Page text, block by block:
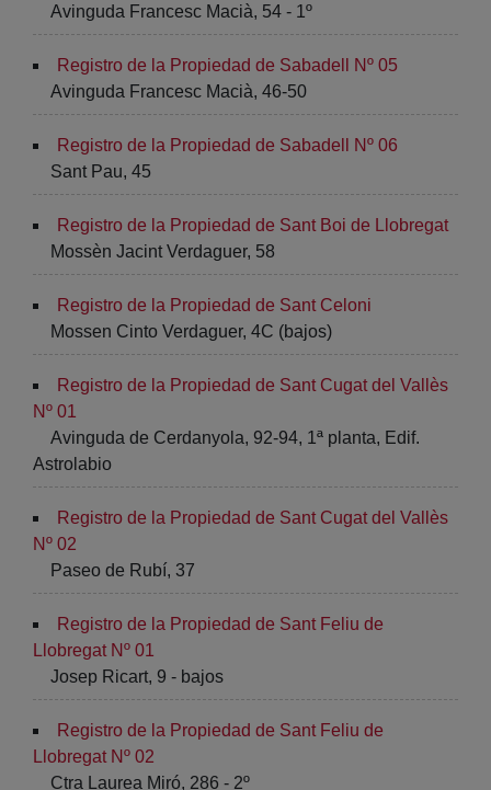
Avinguda Francesc Macià, 54 - 1º
Registro de la Propiedad de Sabadell Nº 05
Avinguda Francesc Macià, 46-50
Registro de la Propiedad de Sabadell Nº 06
Sant Pau, 45
Registro de la Propiedad de Sant Boi de Llobregat
Mossèn Jacint Verdaguer, 58
Registro de la Propiedad de Sant Celoni
Mossen Cinto Verdaguer, 4C (bajos)
Registro de la Propiedad de Sant Cugat del Vallès
Nº 01
Avinguda de Cerdanyola, 92-94, 1ª planta, Edif.
Astrolabio
Registro de la Propiedad de Sant Cugat del Vallès
Nº 02
Paseo de Rubí, 37
Registro de la Propiedad de Sant Feliu de
Llobregat Nº 01
Josep Ricart, 9 - bajos
Registro de la Propiedad de Sant Feliu de
Llobregat Nº 02
Ctra Laurea Miró, 286 - 2º